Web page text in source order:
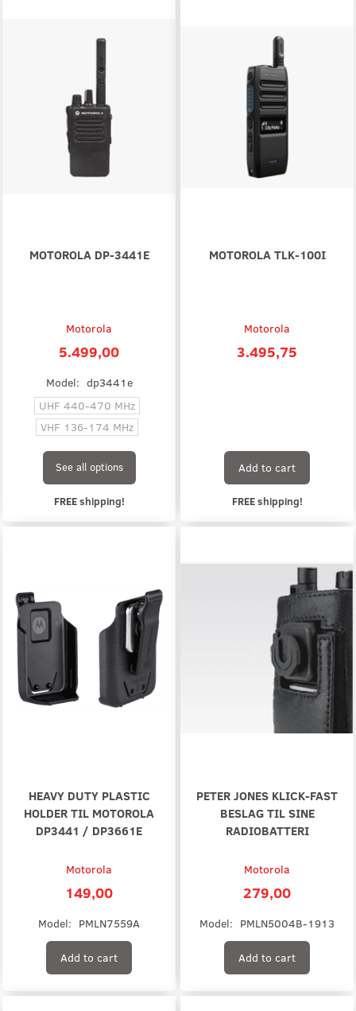
MOTOROLA DP-3441E
Motorola
5.499,00
Model: dp3441e
UHF 440-470 MHz
VHF 136-174 MHz
See all options
FREE shipping!
MOTOROLA TLK-100I
Motorola
3.495,75
Add to cart
FREE shipping!
HEAVY DUTY PLASTIC
HOLDER TIL MOTOROLA
DP3441 / DP3661E
Motorola
149,00
Model: PMLN7559A
Add to cart
PETER JONES KLICK-FAST
BESLAG TIL SINE
RADIOBATTERI
Motorola
279,00
Model: PMLN5004B-1913
Add to cart